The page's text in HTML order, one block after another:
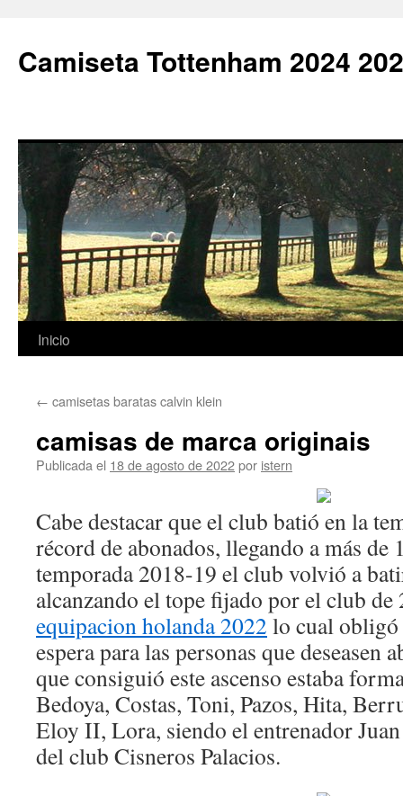
Camiseta Tottenham 2024
Saltar
contenido
Inicio
← camisetas baratas calvin klein
camisas de marca originais
Publicada el 18 de agosto de 2022por istern
Cabe destacar que el club batió en la
récord de abonados, llegando a más de
temporada 2018-19 el club volvió a
alcanzando el tope fijado por el club de
equipacion holanda 2022 lo cual obligó
espera para las personas que deseasen
que consiguió este ascenso estaba
Bedoya, Costas, Toni, Pazos, Hita,
Eloy II, Lora, siendo el entrenador
del club Cisneros Palacios.